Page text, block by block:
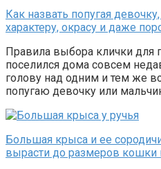
Как назвать попугая
характеру, окрасу и даже
Правила выбора клички для
поселился дома совсем
голову над одним и тем же
попугаю девочку или
Большая крыса и ее
вырасти до размеров